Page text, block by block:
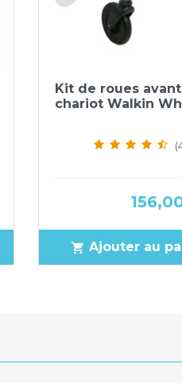
Aperçu rapide
Kit de roues avant
chariot Walkin
Prix
shopping_cart Ajouter au